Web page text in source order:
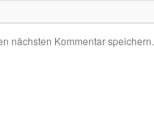
nächsten Kommentar speichern.